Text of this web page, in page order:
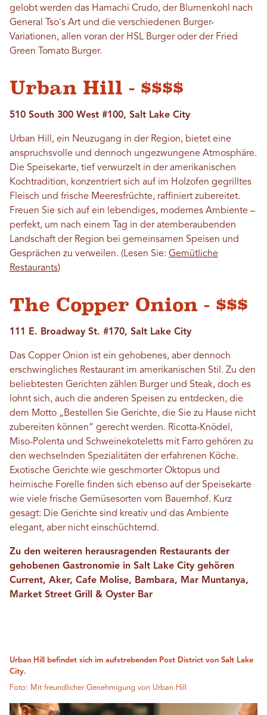
gelobt werden das Hamachi Crudo, der Blumenkohl nach
General Tso's Art und die verschiedenen Burger-
Variationen, allen voran der HSL Burger oder der Fried
Green Tomato Burger.
Urban Hill - $$$$
510 South 300 West #100, Salt Lake City
Urban Hill, ein Neuzugang in der Region, bietet eine
anspruchsvolle und dennoch ungezwungene Atmosphäre.
Die Speisekarte, tief verwurzelt in der amerikanischen
Kochtradition, konzentriert sich auf im Holzofen gegrilltes
Fleisch und frische Meeresfrüchte, raffiniert zubereitet.
Freuen Sie sich auf ein lebendiges, modernes Ambiente –
perfekt, um nach einem Tag in der atemberaubenden
Landschaft der Region bei gemeinsamen Speisen und
Gesprächen zu verweilen. (Lesen Sie: Gemütliche
Restaurants)
The Copper Onion - $$$
111 E. Broadway St. #170, Salt Lake City
Das Copper Onion ist ein gehobenes, aber dennoch
erschwingliches Restaurant im amerikanischen Stil. Zu den
beliebtesten Gerichten zählen Burger und Steak, doch es
lohnt sich, auch die anderen Speisen zu entdecken, die
dem Motto „Bestellen Sie Gerichte, die Sie zu Hause nicht
zubereiten können“ gerecht werden. Ricotta-Knödel,
Miso-Polenta und Schweinekoteletts mit Farro gehören zu
den wechselnden Spezialitäten der erfahrenen Köche.
Exotische Gerichte wie geschmorter Oktopus und
heimische Forelle finden sich ebenso auf der Speisekarte
wie viele frische Gemüsesorten vom Bauernhof. Kurz
gesagt: Die Gerichte sind kreativ und das Ambiente
elegant, aber nicht einschüchternd.
Zu den weiteren herausragenden Restaurants der
gehobenen Gastronomie in Salt Lake City gehören
Current, Aker, Cafe Molise, Bambara, Mar Muntanya,
Market Street Grill & Oyster Bar
Urban Hill befindet sich im aufstrebenden Post District von Salt Lake
City.
Foto: Mit freundlicher Genehmigung von Urban Hill